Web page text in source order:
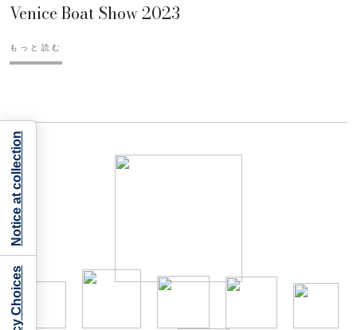
Venice Boat Show 2023
もっと読む
Notice at collection